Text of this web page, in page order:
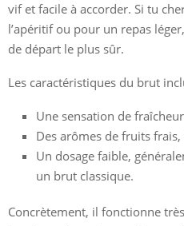
vif et facile à accorder. Si tu
l’apéritif ou pour un repas
de départ le plus sûr.
Les caractéristiques du brut
Une sensation de
Des arômes de fruits
Un dosage faible,
un brut classique.
Concrètement, il fonctionne